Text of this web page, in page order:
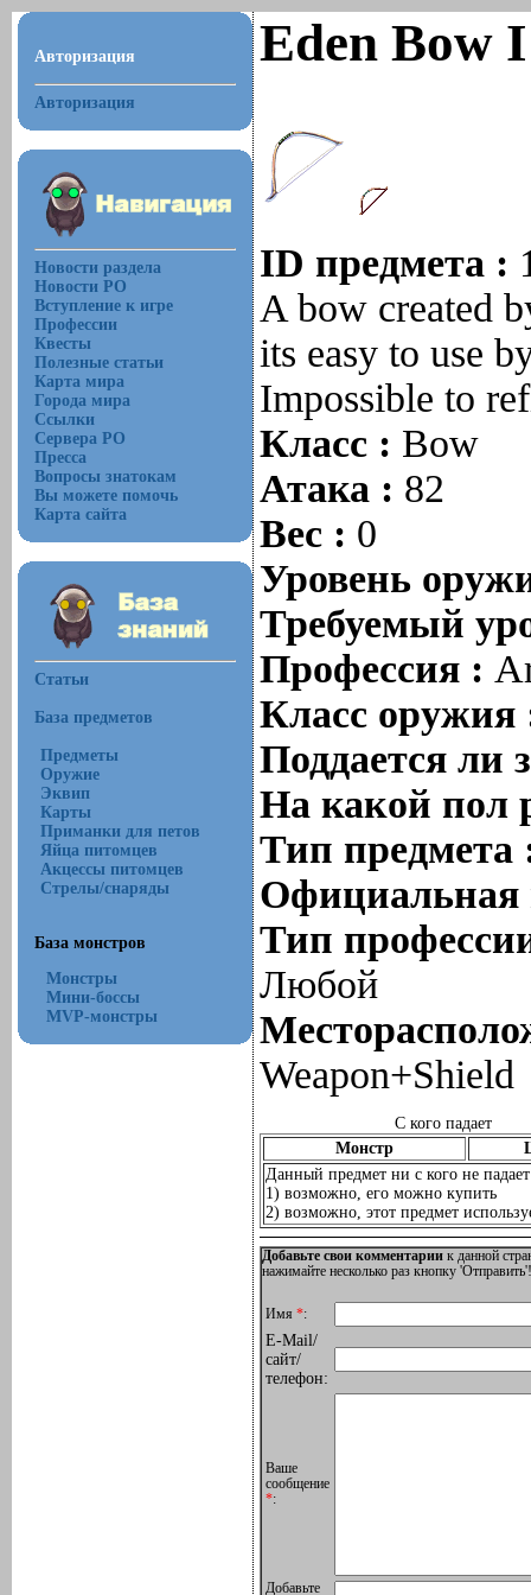
Авторизация
Авторизация
Новости раздела
Новости РО
Вступление к игре
Профессии
Квесты
Полезные статьи
Карта мира
Города мира
Ссылки
Сервера РО
Пресса
Вопросы знатокам
Вы можете помочь
Карта сайта
Статьи
База предметов
Предметы
Оружие
Эквип
Карты
Приманки для петов
Яйца питомцев
Акцессы питомцев
Стрелы/снаряды
База монстров
Монстры
Мини-боссы
MVP-монстры
Eden Bow
ID предмета :
A bow created
its easy to use
Impossible to
Класс : Bow
Атака : 82
Вес : 0
Уровень
Требуемый
Профессия :
Класс
Поддается ли
На какой пол
Тип
Тип
Любой
Weapon+Shield
С кого падает
Монстр
Данный предмет ни с кого не падает
1) возможно, его можно купить
2) возможно, этот предмет
Добавьте свои комментарии к данной
нажимайте несколько раз кнопку
Имя*:
E-Mail/
сайт/
телефон:
Ваше
сообщение
*:
Добавьте